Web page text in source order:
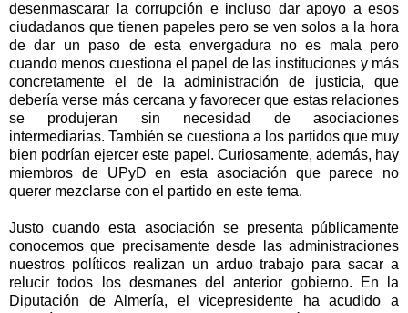
desenmascarar la corrupción e incluso dar apoyo a esos
ciudadanos que tienen papeles pero se ven solos a la hora
de dar un paso de esta envergadura no es mala pero
cuando menos cuestiona el papel de las instituciones y más
concretamente el de la administración de justicia, que
debería verse más cercana y favorecer que estas relaciones
se produjeran sin necesidad de asociaciones
intermediarias. También se cuestiona a los partidos que muy
bien podrían ejercer este papel. Curiosamente, además, hay
miembros de UPyD en esta asociación que parece no
querer mezclarse con el partido en este tema.
Justo cuando esta asociación se presenta públicamente
conocemos que precisamente desde las administraciones
nuestros políticos realizan un arduo trabajo para sacar a
relucir todos los desmanes del anterior gobierno. En
la
Diputación de Almería, el vicepresidente ha acudido a